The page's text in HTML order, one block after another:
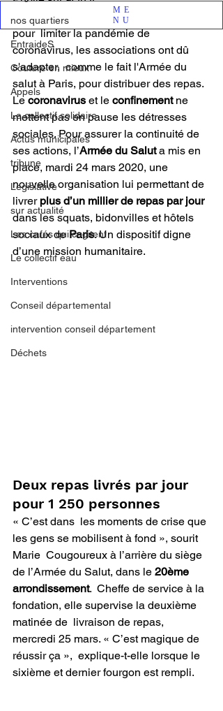
ME
NU
nos quartiers
EntraideS
Couture en mieux
Appels
Le collectif solidaire
Actus municipales
tribune
Legislative
sur actualité
Les cafés qui cogitent
Le collectif eau
Interventions
Conseil départemental
intervention conseil département
Déchets
Contraintes par le confinement imposé
pour  limiter la pandémie de
coronavirus, les associations ont dû
s'adapter,  comme le fait l'Armée du
salut à Paris, pour distribuer des repas.
Le coronavirus et le confinement ne
mettent pas en pause les détresses
sociales. Pour assurer la continuité de
ses actions, l’Armée du Salut a mis en
place, mardi 24 mars 2020, une
nouvelle organisation lui permettant de
livrer plus d’un millier de repas par jour
dans les squats, bidonvilles et hôtels
sociaux de Paris. Un dispositif digne
d’une mission humanitaire.
Deux repas livrés par jour
pour 1 250 personnes
« C’est dans  les moments de crise que
les gens se mobilisent à fond », sourit
Marie  Cougoureux à l’arrière du siège
de l’Armée du Salut, dans le 20ème
arrondissement.  Cheffe de service à la
fondation, elle supervise la deuxième
matinée de  livraison de repas,
mercredi 25 mars. « C’est magique de
réussir ça »,  explique-t-elle lorsque le
sixième et dernier fourgon est rempli.